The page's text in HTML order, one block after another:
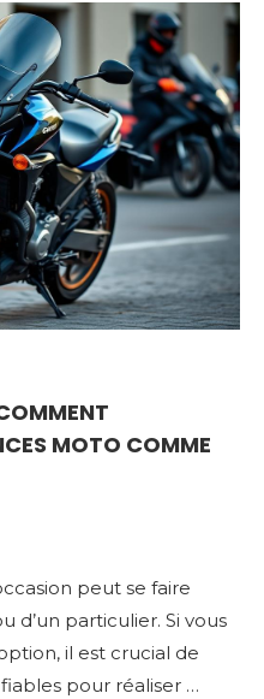
MOTO COMME
peut se faire
d’un particulier. Si vous
il est crucial de
pour réaliser …